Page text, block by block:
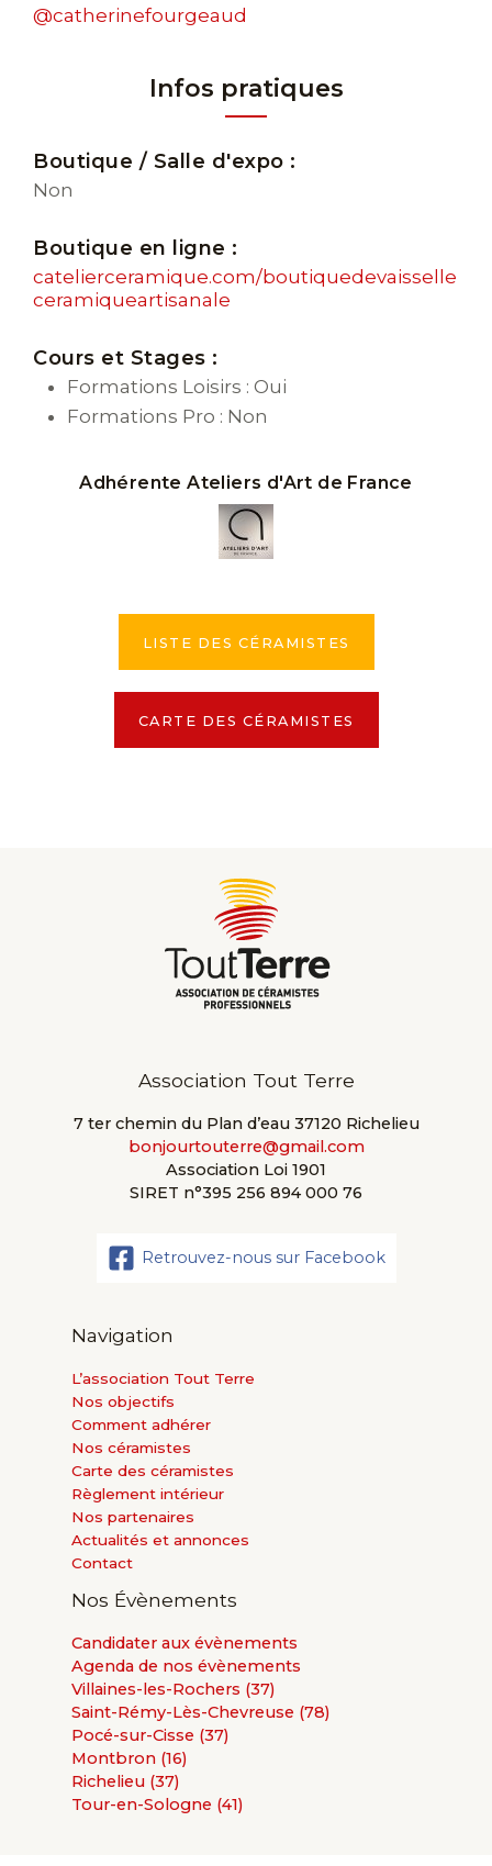
@catherinefourgeaud
Infos pratiques
Boutique / Salle d'expo :
Non
Boutique en ligne :
catelierceramique.com/boutiquedevaisselle
ceramiqueartisanale
Cours et Stages :
Formations Loisirs : Oui
Formations Pro : Non
Adhérente Ateliers d'Art de France
LISTE DES CÉRAMISTES
CARTE DES CÉRAMISTES
Association Tout Terre
7 ter chemin du Plan d’eau 37120 Richelieu
bonjourtouterre@gmail.com
Association Loi 1901
SIRET n°395 256 894 000 76
Retrouvez-nous sur Facebook
Navigation
L’association Tout Terre
Nos objectifs
Comment adhérer
Nos céramistes
Carte des céramistes
Règlement intérieur
Nos partenaires
Actualités et annonces
Contact
Nos Évènements
Candidater aux évènements
Agenda de nos évènements
Villaines-les-Rochers (37)
Saint-Rémy-Lès-Chevreuse (78)
Pocé-sur-Cisse (37)
Montbron (16)
Richelieu (37)
Tour-en-Sologne (41)